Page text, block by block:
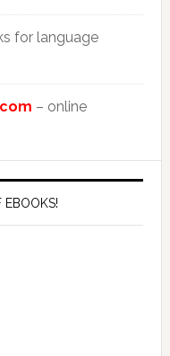
for language
– online
EBOOKS!